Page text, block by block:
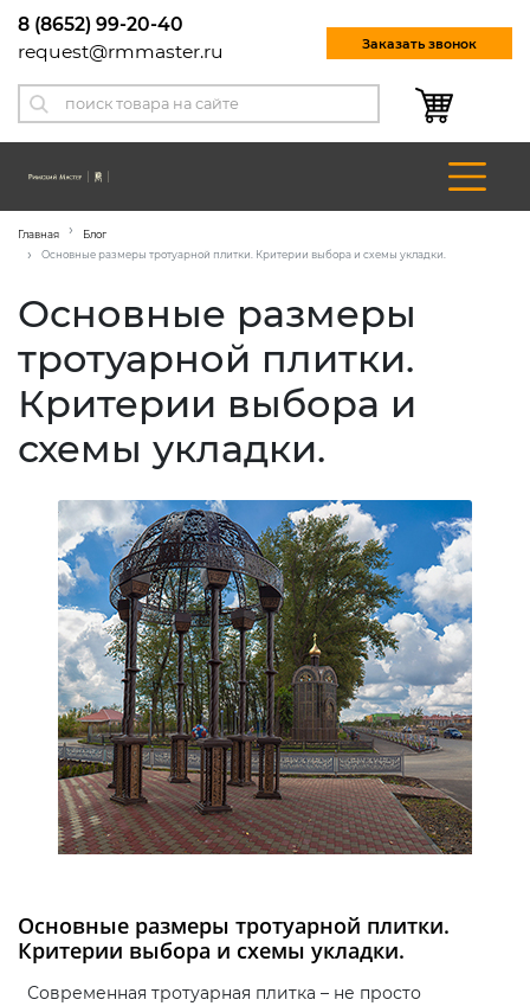
8 (8652) 99-20-40
request@rmmaster.ru
Заказать звонок
Главная
Блог
Основные размеры тротуарной плитки. Критерии выбора и схемы укладки.
Основные размеры
тротуарной плитки.
Критерии выбора и
схемы укладки.
Основные размеры тротуарной плитки.
Критерии выбора и схемы укладки.
Современная тротуарная плитка – не просто